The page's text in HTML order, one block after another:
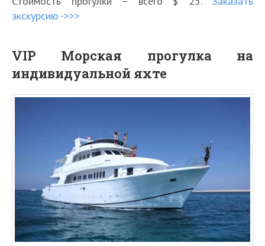
экскурсию ->>>
VIP Морская прогулка на
индивидуальной яхте